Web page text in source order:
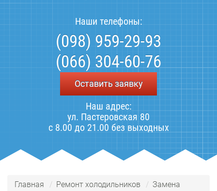
Наши телефоны:
(098) 959-29-93
(066) 304-60-76
Оставить заявку
Наш адрес:
ул. Пастеровская 80
с 8.00 до 21.00 без выходных
Главная Ремонт холодильников
Замена